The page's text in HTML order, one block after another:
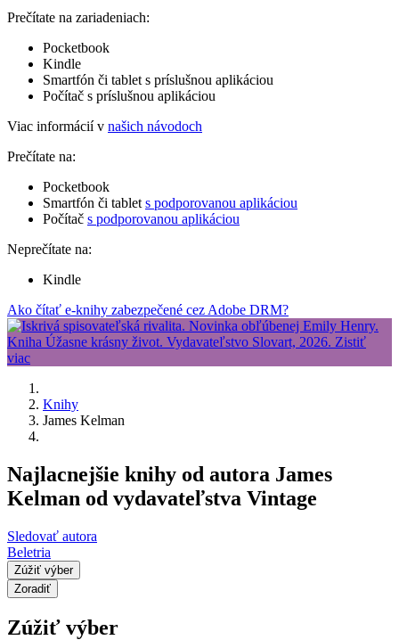
Prečítate na zariadeniach:
Pocketbook
Kindle
Smartfón či tablet s príslušnou aplikáciou
Počítač s príslušnou aplikáciou
Viac informácií v našich návodoch
Prečítate na:
Pocketbook
Smartfón či tablet s podporovanou aplikáciou
Počítač s podporovanou aplikáciou
Neprečítate na:
Kindle
Ako čítať e-knihy zabezpečené cez Adobe DRM?
Knihy
James Kelman
Najlacnejšie knihy od autora James
Kelman od vydavateľstva Vintage
Sledovať autora
Beletria
Zúžiť výber
Zoradiť
Zúžiť výber